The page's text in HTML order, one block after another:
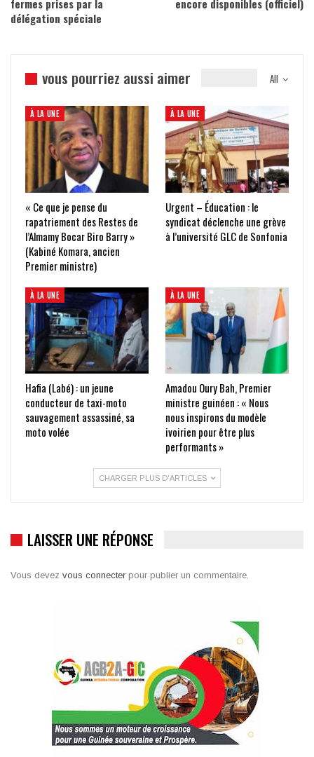
fermes prises par la
délégation spéciale
encore disponibles (officiel)
All
vous pourriez aussi aimer
À LA UNE
« Ce que je pense du
rapatriement des Restes de
l’Almamy Bocar Biro Barry »
(Kabiné Komara, ancien
Premier ministre)
À LA UNE
Urgent – Éducation : le
syndicat déclenche une grève
à l’université GLC de Sonfonia
À LA UNE
Hafia (Labé) : un jeune
conducteur de taxi-moto
sauvagement assassiné, sa
moto volée
À LA UNE
Amadou Oury Bah, Premier
ministre guinéen : « Nous
nous inspirons du modèle
ivoirien pour être plus
performants »
CHARGER PLUS D'ARTICLES
LAISSER UNE RÉPONSE
Vous devez vous connecter pour publier un commentaire.